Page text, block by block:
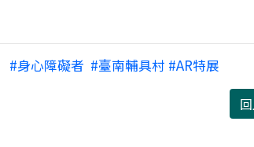
#身心障礙者 ​ #臺南輔具村 #AR特展